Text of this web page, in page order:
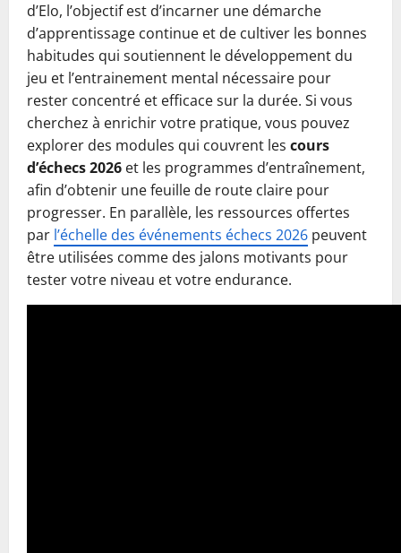
d’Elo, l’objectif est d’incarner une démarche
d’apprentissage continue et de cultiver les bonnes
habitudes qui soutiennent le développement du
jeu et l’entrainement mental nécessaire pour
rester concentré et efficace sur la durée. Si vous
cherchez à enrichir votre pratique, vous pouvez
explorer des modules qui couvrent les cours
d’échecs 2026 et les programmes d’entraînement,
afin d’obtenir une feuille de route claire pour
progresser. En parallèle, les ressources offertes
par l’échelle des événements échecs 2026 peuvent
être utilisées comme des jalons motivants pour
tester votre niveau et votre endurance.